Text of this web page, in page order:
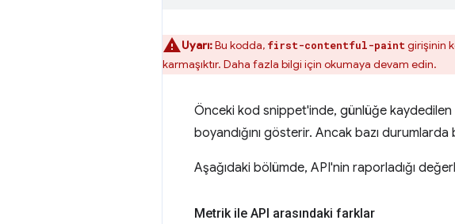
Uyarı:Bu kodda, first-contentful-paint girişinin
karmaşıktır. Daha fazla bilgi için okumaya devam edin.
Önceki kod snippet'inde, günlüğe kaydedilen
boyandığını gösterir. Ancak bazı
Aşağıdaki bölümde, API'nin raporladığı
Metrik ile API arasındaki farklar